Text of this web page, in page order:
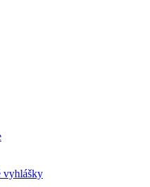
vyhlášky